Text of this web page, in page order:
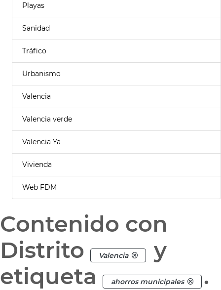
Playas
Sanidad
Tráfico
Urbanismo
Valencia
Valencia verde
Valencia Ya
Vivienda
Web FDM
Contenido con
Distrito
Valencia
y
etiqueta
ahorros municipales .